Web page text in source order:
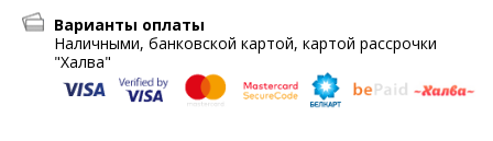
Варианты оплаты
Наличными, банковской картой, картой рассрочки
"Халва"